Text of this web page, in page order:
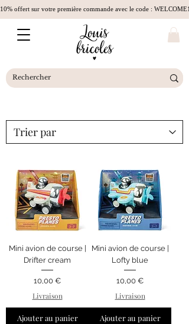
10% offert sur votre première commande avec le code :
Mini avion de course |
Drifter cream
Prix
10,00 €
Livraison
Ajouter au panier
Mini avion de course |
Lofty blue
Prix
10,00 €
Livraison
Ajouter au panier